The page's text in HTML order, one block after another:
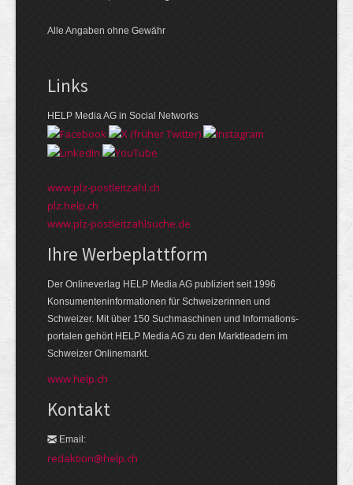
Alle Angaben ohne Gewähr
Links
HELP Media AG in Social Networks
www.plz-postleitzahl.ch
plz.help.ch
www.plz-postleitzahlsuche.de
Ihre Werbeplattform
Der Onlineverlag HELP Media AG publiziert seit 1996
Konsumenten­informationen für Schweizerinnen und
Schweizer. Mit über 150 Suchmaschinen und Informations­
portalen gehört HELP Media AG zu den Markt­leadern im
Schweizer Onlinemarkt.
www.help.ch
Kontakt
Email:
redaktion@help.ch